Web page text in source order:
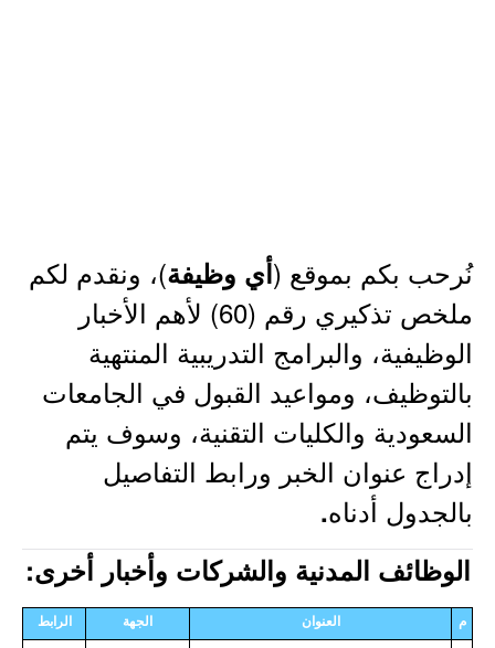
نُرحب بكم بموقع (أي وظيفة)، ونقدم لكم
ملخص تذكيري رقم (60) لأهم الأخبار
الوظيفية، والبرامج التدريبية المنتهية
بالتوظيف، ومواعيد القبول في الجامعات
السعودية والكليات التقنية، وسوف يتم
إدراج عنوان الخبر ورابط التفاصيل
بالجدول أدناه.
الوظائف المدنية والشركات وأخبار أخرى:
م العنوان الجهة الرابط